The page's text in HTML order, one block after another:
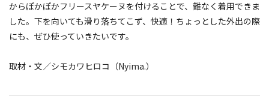
からぽかぽかフリースヤケーヌを付けることで、難なく着用できま
した。下を向いても滑り落ちてこず、快適！ちょっとした外出の際
にも、ぜひ使っていきたいです。
取材・文／シモカワヒロコ（Nyima.）